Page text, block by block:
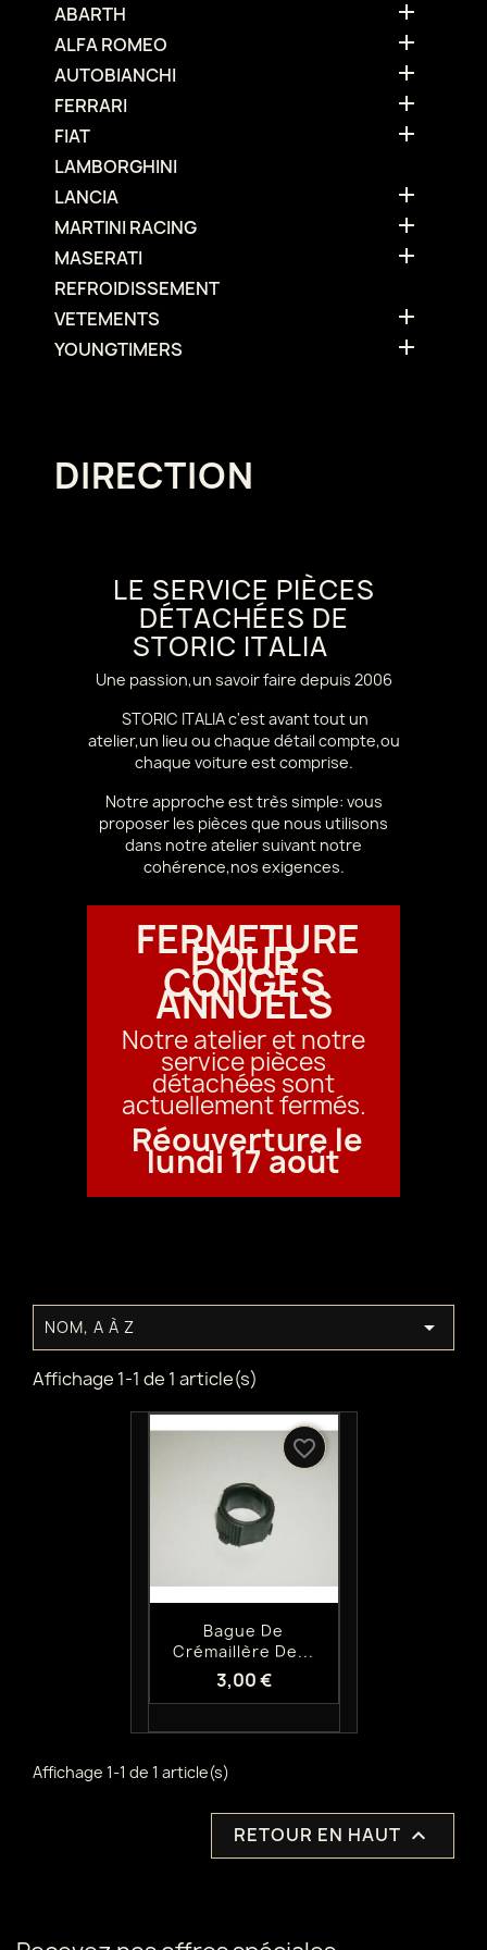
ABARTH 
ALFA ROMEO 
AUTOBIANCHI 
FERRARI 
FIAT 
LAMBORGHINI
LANCIA

MARTINI RACING 
MASERATI 
REFROIDISSEMENT
VETEMENTS

YOUNGTIMERS 
DIRECTION
LE SERVICE PIÈCES
DÉTACHÉES DE
STORIC ITALIA
Une passion,un savoir faire depuis 2006
STORIC ITALIA c'est avant tout un
atelier,un lieu ou chaque détail compte,ou
chaque voiture est comprise.
Notre approche est très simple: vous
proposer les pièces que nous utilisons
dans notre atelier suivant notre
cohérence,nos exigences.
FERMETURE
POUR
CONGÉS
ANNUELS
Notre atelier et notre
service pièces
détachées sont
actuellement fermés.
Réouverture le
lundi 17 août
NOM, A À Z 
Affichage 1-1 de 1 article(s)
Aperçu rapide
Bague De
Crémaillère De...
3,00 €
favorite_border
Affichage 1-1 de 1 article(s)
RETOUR EN HAUT 